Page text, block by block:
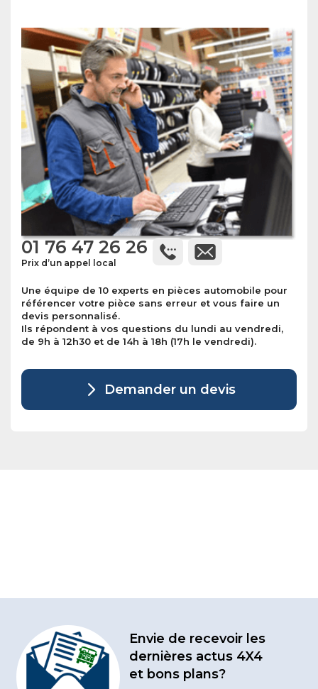
01 76 47 26 26
Prix d’un appel local
Une équipe de 10 experts en pièces automobile pour
référencer votre pièce sans erreur et vous faire un
devis personnalisé.
Ils répondent à vos questions du lundi au vendredi,
de 9h à 12h30 et de 14h à 18h (17h le vendredi).
Demander un devis
Envie de recevoir les
dernières actus 4X4
et bons plans?